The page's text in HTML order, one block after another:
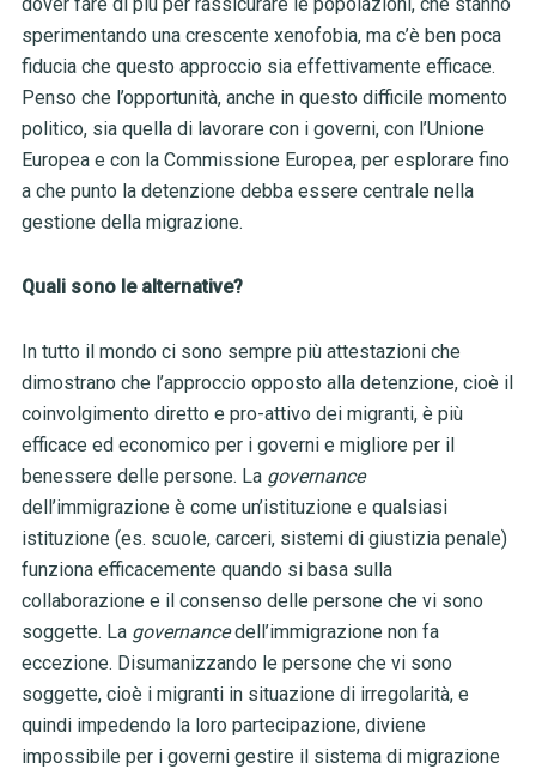
sperimentando una crescente xenofobia, ma c’è ben poca
fiducia che questo approccio sia effettivamente efficace.
Penso che l’opportunità, anche in questo difficile momento
politico, sia quella di lavorare con i governi, con l’Unione
Europea e con la Commissione Europea, per esplorare fino
a che punto la detenzione debba essere centrale nella
gestione della migrazione.
Quali sono le alternative?
In tutto il mondo ci sono sempre più attestazioni che
dimostrano che l’approccio opposto alla detenzione, cioè il
coinvolgimento diretto e pro-attivo dei migranti, è più
efficace ed economico per i governi e migliore per il
benessere delle persone. La governance
dell’immigrazione è come un’istituzione e qualsiasi
istituzione (es. scuole, carceri, sistemi di giustizia penale)
funziona efficacemente quando si basa sulla
collaborazione e il consenso delle persone che vi sono
soggette. La governancedell’immigrazione non fa
eccezione. Disumanizzando le persone che vi sono
soggette, cioè i migranti in situazione di irregolarità, e
quindi impedendo la loro partecipazione, diviene
impossibile per i governi gestire il sistema di migrazione